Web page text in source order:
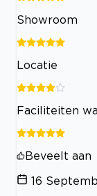
Showroom
Locatie
Faciliteiten
Beveelt aan
16